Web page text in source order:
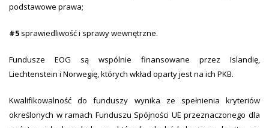
podstawowe prawa;
#5 sprawiedliwość i sprawy wewnętrzne.
Fundusze EOG są wspólnie finansowane przez Islandię,
Liechtenstein i Norwegię, których wkład oparty jest na ich PKB.
Kwalifikowalność do funduszy wynika ze spełnienia kryteriów
określonych w ramach Funduszu Spójności UE przeznaczonego dla